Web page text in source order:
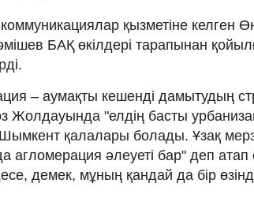
қызметіне келген
БАҚ өкілдері тарапынан
– аумақты кешенді дамытудың
Жолдауында "елдің басты
қалалары болады. Ұзақ
агломерация әлеуеті бар" деп атап
демек, мұның қандай да бір